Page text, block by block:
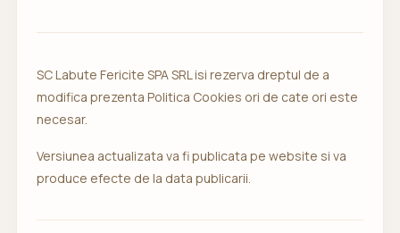
SC Labute Fericite SPA SRL isi rezerva dreptul de a
modifica prezenta Politica Cookies ori de cate ori este
necesar.
Versiunea actualizata va fi publicata pe website si va
produce efecte de la data publicarii.